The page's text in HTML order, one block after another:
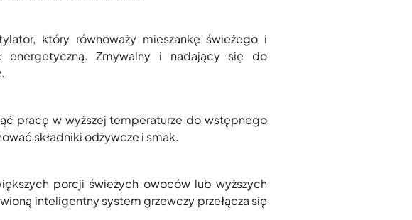
który równoważy mieszankę świeżego i
energetyczną. Zmywalny i nadający się do
pracę w wyższej temperaturze do wstępnego
składniki odżywcze i smak.
porcji świeżych owoców lub wyższych
inteligentny system grzewczy przełącza się